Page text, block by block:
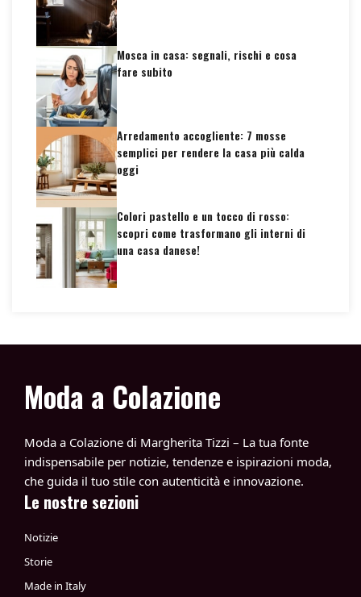
Mosca in casa: segnali, rischi e cosa
fare subito
Arredamento accogliente: 7 mosse
semplici per rendere la casa più calda
oggi
Colori pastello e un tocco di rosso:
scopri come trasformano gli interni di
una casa danese!
Moda a Colazione
Moda a Colazione di Margherita Tizzi – La tua fonte
indispensabile per notizie, tendenze e ispirazioni moda,
che guida il tuo stile con autenticità e innovazione.
Le nostre sezioni
Notizie
Storie
Made in Italy